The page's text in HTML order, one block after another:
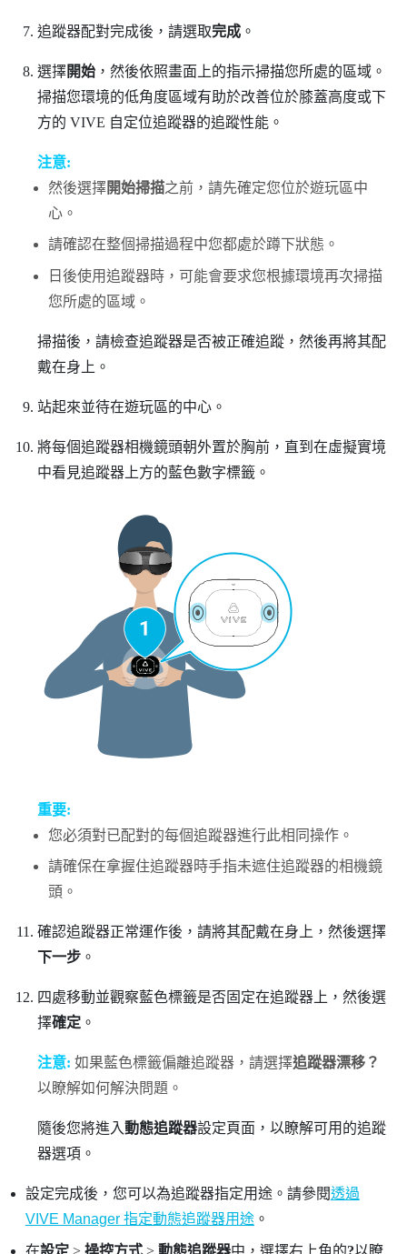
追蹤器配對完成後，請選取完成。
選擇開始，然後依照畫面上的指示掃描您所處的區域。
掃描您環境的低角度區域有助於改善位於膝蓋高度或下
方的 VIVE 自定位追蹤器的追蹤性能。
注意:
然後選擇開始掃描之前，請先確定您位於遊玩區中
心。
請確認在整個掃描過程中您都處於蹲下狀態。
日後使用追蹤器時，可能會要求您根據環境再次掃描
您所處的區域。
掃描後，請檢查追蹤器是否被正確追蹤，然後再將其配
戴在身上。
站起來並待在遊玩區的中心。
將每個追蹤器相機鏡頭朝外置於胸前，直到在虛擬實境
中看見追蹤器上方的藍色數字標籤。
重要:
您必須對已配對的每個追蹤器進行此相同操作。
請確保在拿握住追蹤器時手指未遮住追蹤器的相機鏡
頭。
確認追蹤器正常運作後，請將其配戴在身上，然後選擇
下一步。
四處移動並觀察藍色標籤是否固定在追蹤器上，然後選
擇確定。
注意: 如果藍色標籤偏離追蹤器，請選擇追蹤器漂移？
以瞭解如何解決問題。
隨後您將進入動態追蹤器設定頁面，以瞭解可用的追蹤
器選項。
設定完成後，您可以為追蹤器指定用途。請參閱透過
VIVE Manager指定動態追蹤器用途。
在設定> 操控方式> 動態追蹤器中，選擇右上角的?以瞭